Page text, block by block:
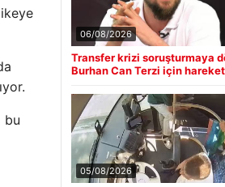
bu
06/08/2026
Transfer krizi soruşturmaya
Burhan Can Terzi için
05/08/2026